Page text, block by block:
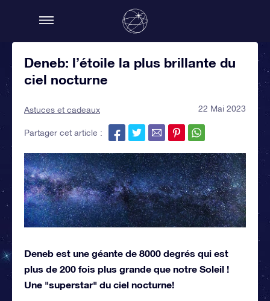
Deneb: l’étoile la plus brillante du
ciel nocturne
Astuces et cadeaux 22 Mai 2023
Partager cet article :
Deneb est une géante de 8000 degrés qui est
plus de 200 fois plus grande que notre Soleil !
Une "superstar" du ciel nocturne!